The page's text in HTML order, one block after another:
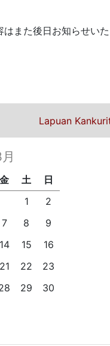
また後日お知らせい
Lapuan
金 土
日
1
2
7 8
9
14 15
16
21 22
23
29
30